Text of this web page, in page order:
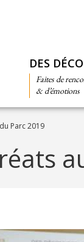
DES
Faites de
& d’émotions
Parc 2019